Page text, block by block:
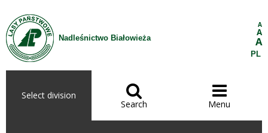
Skip to Content
Nadleśnictwo Białowieża
A
A
A
PL
Select division 
Search

Menu